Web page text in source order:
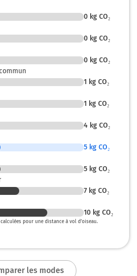
Roi
et rejoindre Voie Expresse. Continuer
des-Fossés
sur Rue des Sablières et continuer sur
0 kg CO₂
0 kg CO₂
0 kg CO₂
1 kg CO₂
1 kg CO₂
4 kg CO₂
5 kg CO₂
5 kg CO₂
7 kg CO₂
10 kg CO₂
pour une distance à vol d’oiseau.
les modes